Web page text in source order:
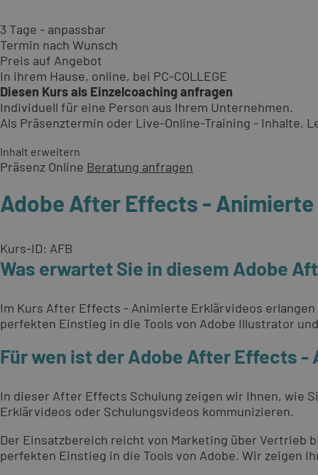
3 Tage - anpassbar
Termin nach Wunsch
Preis auf Angebot
In ihrem Hause, online, bei PC-COLLEGE
Diesen Kurs als Einzelcoaching anfragen
Individuell für eine Person aus Ihrem Unternehmen.
Als Präsenztermin oder Live-Online-Training - Inhalte,
Inhalt erweitern
Präsenz Online Beratung anfragen
Adobe After Effects -
Kurs-ID: AFB
Was erwartet Sie in diesem Adobe
Im Kurs After Effects - Animierte Erklärvideos
perfekten Einstieg in die Tools von Adobe Illustrator
Für wen ist der Adobe After Effects
In dieser After Effects Schulung zeigen wir Ihnen, wie
Erklärvideos oder Schulungsvideos kommunizieren.
Der Einsatzbereich reicht von Marketing über Vertrieb
perfekten Einstieg in die Tools von Adobe. Wir zeigen